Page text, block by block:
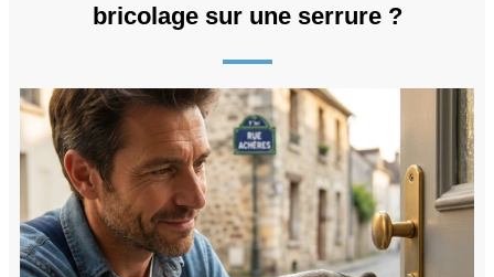
bricolage sur une serrure ?